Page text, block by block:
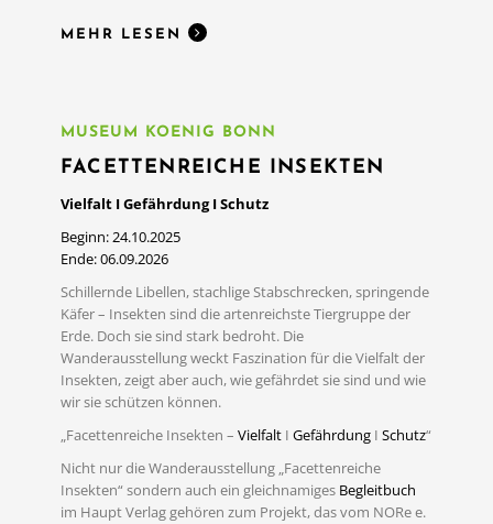
MEHR LESEN
MUSEUM KOENIG BONN
FACETTENREICHE INSEKTEN
Vielfalt I Gefährdung I Schutz
Beginn: 24.10.2025
Ende: 06.09.2026
Schillernde Libellen, stachlige Stabschrecken, springende
Käfer – Insekten sind die artenreichste Tiergruppe der
Erde. Doch sie sind stark bedroht. Die
Wanderausstellung weckt Faszination für die Vielfalt der
Insekten, zeigt aber auch, wie gefährdet sie sind und wie
wir sie schützen können.
„Facettenreiche Insekten – Vielfalt I Gefährdung I Schutz“
Nicht nur die Wanderausstellung „Facettenreiche
Insekten“ sondern auch ein gleichnamiges Begleitbuch
im Haupt Verlag gehören zum Projekt, das vom NORe e.